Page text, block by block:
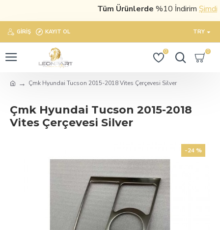
Tüm Ürünlerde%10 İndirimŞimdi
GIRIŞ KAYIT OL TRY
0 0
Çmk Hyundai Tucson 2015-2018 Vites Çerçevesi Silver
Çmk Hyundai Tucson 2015-2018
Vites Çerçevesi Silver
-24 %